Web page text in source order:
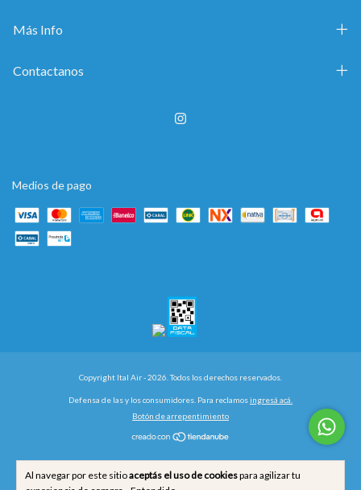
Al navegar por este sitioaceptás el uso de cookiespara agilizar tu
Más Info
Contactanos
Medios de pago
Copyright Ital Air - 2026. Todos los derechos reservados.
Defensa de las y los consumidores. Para reclamosingresá acá.
Botón de arrepentimiento